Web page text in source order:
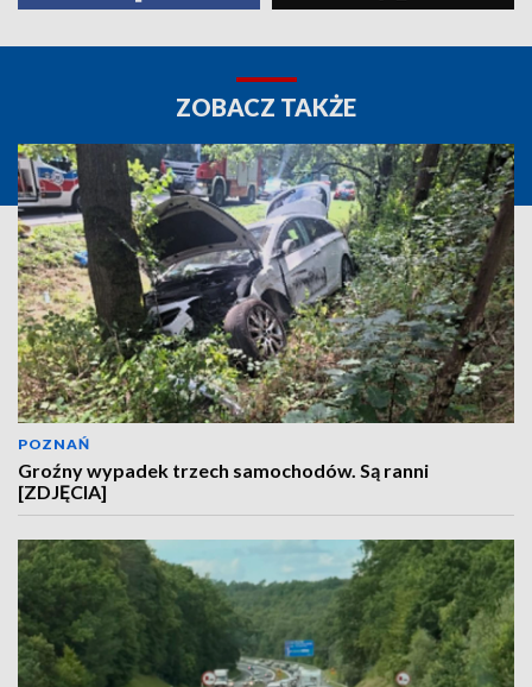
ZOBACZ TAKŻE
POZNAŃ
Groźny wypadek trzech samochodów. Są ranni
[ZDJĘCIA]